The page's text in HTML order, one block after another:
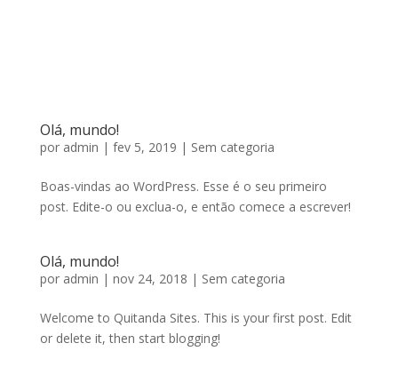
Olá, mundo!
por admin | fev 5, 2019 | Sem categoria
Boas-vindas ao WordPress. Esse é o seu primeiro
post. Edite-o ou exclua-o, e então comece a escrever!
Olá, mundo!
por admin | nov 24, 2018 | Sem categoria
Welcome to Quitanda Sites. This is your first post. Edit
or delete it, then start blogging!